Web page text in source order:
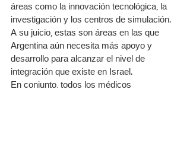
áreas como la innovación tecnológica, la
investigación y los centros de simulación.
A su juicio, estas son áreas en las que
Argentina aún necesita más apoyo y
desarrollo para alcanzar el nivel de
integración que existe en Israel.
En conjunto, todos los médicos